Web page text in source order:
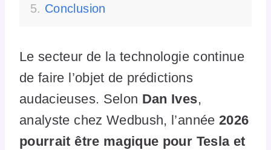
Conclusion
Le secteur de la technologie continue
de faire l’objet de prédictions
audacieuses. Selon Dan Ives,
analyste chez Wedbush, l’année 2026
pourrait être magique pour Tesla et